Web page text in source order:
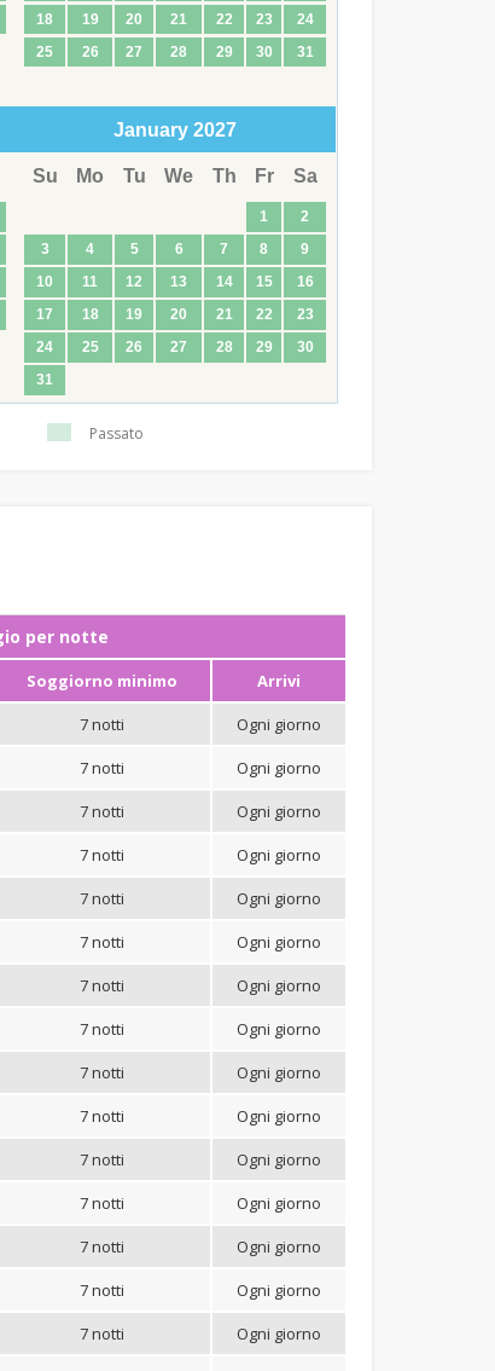
18
19 20 21 22 23
24
25
26 27 28 29 30 31
January 2027
Su Mo Tu We Th Fr Sa
1
2
3
4 5 6 7 8
9
10
11 12 13 14 15
16
17
18 19 20 21 22
23
24
25 26 27 28 29
30
31
Passato
per notte
Soggiorno minimo
Arrivi
7 notti
Ogni giorno
7 notti
Ogni giorno
7 notti
Ogni giorno
7 notti
Ogni giorno
7 notti
Ogni giorno
7 notti
Ogni giorno
7 notti
Ogni giorno
7 notti
Ogni giorno
7 notti
Ogni giorno
7 notti
Ogni giorno
7 notti
Ogni giorno
7 notti
Ogni giorno
7 notti
Ogni giorno
7 notti
Ogni giorno
7 notti
Ogni giorno